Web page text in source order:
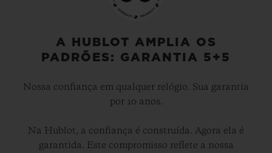
A HUBLOT AMPLIA OS
PADRÕES: GARANTIA 5+5
Nossa confiança em qualquer relógio. Sua garantia
por 10 anos.
Na Hublot, a confiança é construída. Agora ela é
garantida. Este compromisso reflete a nossa